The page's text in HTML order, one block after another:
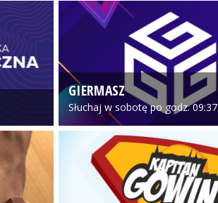
GIERMASZ
Słuchaj w sobotę po godz. 09:37